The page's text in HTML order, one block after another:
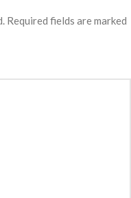
Required fields are marked